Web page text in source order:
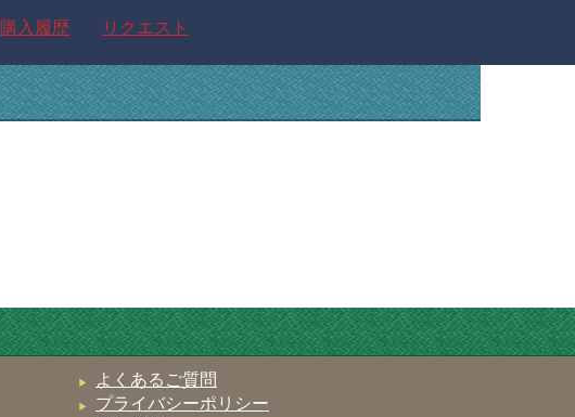
購入履歴 リクエスト
よくあるご質問
プライバシーポリシー